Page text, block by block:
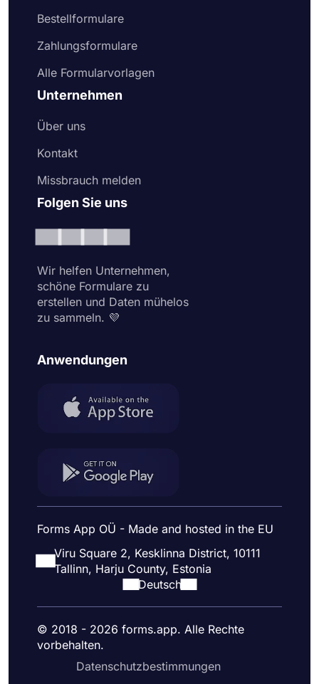
Bestellformulare
Zahlungsformulare
Alle Formularvorlagen
Unternehmen
Über uns
Kontakt
Missbrauch melden
Folgen Sie uns
Wir helfen Unternehmen,
schöne Formulare zu
erstellen und Daten mühelos
zu sammeln. 💜
Anwendungen
Forms App OÜ - Made and hosted in the EU
Viru Square 2, Kesklinna District, 10111
Tallinn, Harju County, Estonia
Deutsch
© 2018 - 2026 forms.app. Alle Rechte
vorbehalten.
Datenschutzbestimmungen